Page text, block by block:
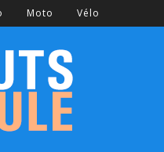
Moto Vélo